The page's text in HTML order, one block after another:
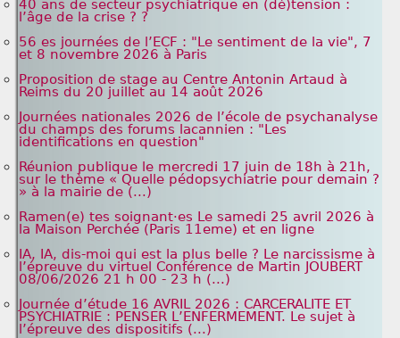
40 ans de secteur psychiatrique en (dé)tension :
l’âge de la crise ? ?
56 es journées de l’ECF : "Le sentiment de la vie", 7
et 8 novembre 2026 à Paris
Proposition de stage au Centre Antonin Artaud à
Reims du 20 juillet au 14 août 2026
Journées nationales 2026 de l’école de psychanalyse
du champs des forums lacannien : "Les
identifications en question"
Réunion publique le mercredi 17 juin de 18h à 21h,
sur le thème « Quelle pédopsychiatrie pour demain ?
» à la mairie de (...)
Ramen(e) tes soignant·es Le samedi 25 avril 2026 à
la Maison Perchée (Paris 11eme) et en ligne
IA, IA, dis-moi qui est la plus belle ? Le narcissisme à
l’épreuve du virtuel Conférence de Martin JOUBERT
08/06/2026 21 h 00 - 23 h (...)
Journée d’étude 16 AVRIL 2026 : CARCERALITE ET
PSYCHIATRIE : PENSER L’ENFERMEMENT. Le sujet à
l’épreuve des dispositifs (...)